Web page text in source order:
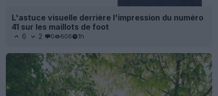
L'astuce visuelle derrière l'impression du numéro
41 sur les maillots de foot
6 2 0 606 1h